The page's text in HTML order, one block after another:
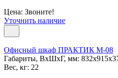
Цена: Звоните!
Уточнить наличие
Офисный шкаф ПРАКТИК M-08
Габариты, ВxШxГ, мм:
Вес, кг: 22